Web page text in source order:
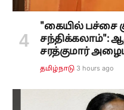
"கையில் பச்சை
சந்திக்கலாம்":
சரத்குமார்
தமிழ்நாடு 3 hours ago